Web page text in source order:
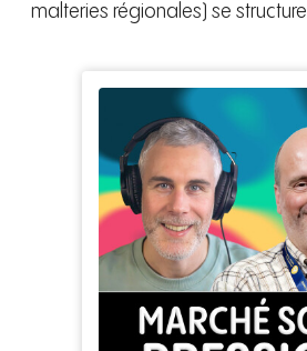
malteries régionales) se